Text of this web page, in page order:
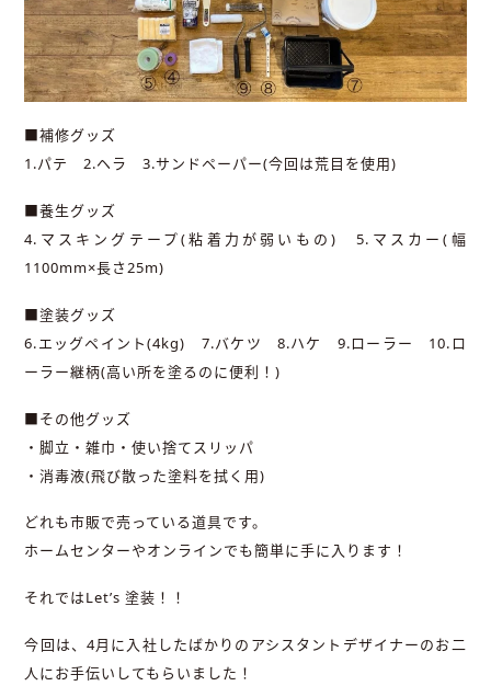
■補修グッズ
1.パテ 2.ヘラ 3.サンドペーパー(今回は荒目を使用)
■養生グッズ
4.マスキングテープ(粘着力が弱いもの) 5.マスカー(幅
1100mm×長さ25m)
■塗装グッズ
6.エッグペイント(4kg) 7.バケツ 8.ハケ 9.ローラー 10.ロ
ーラー継柄(高い所を塗るのに便利！)
■その他グッズ
・脚立・雑巾・使い捨てスリッパ
・消毒液(飛び散った塗料を拭く用)
どれも市販で売っている道具です。
ホームセンターやオンラインでも簡単に手に入ります！
それではLet’s 塗装！！
今回は、4月に入社したばかりのアシスタントデザイナーのお二
人にお手伝いしてもらいました！